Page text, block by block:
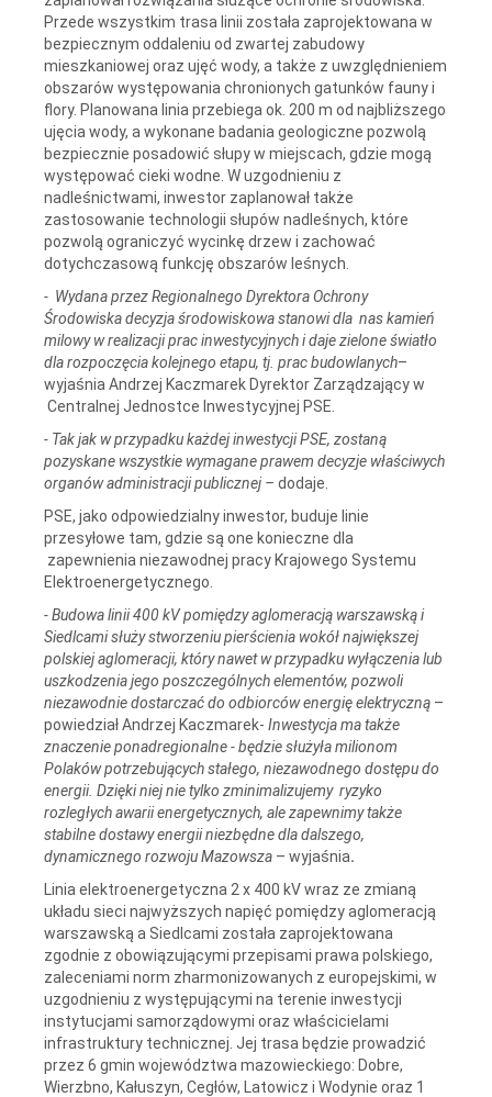
Przede wszystkim trasa linii została zaprojektowana w
bezpiecznym oddaleniu od zwartej zabudowy
mieszkaniowej oraz ujęć wody, a także z uwzględnieniem
obszarów występowania chronionych gatunków fauny i
flory. Planowana linia przebiega ok. 200 m od najbliższego
ujęcia wody, a wykonane badania geologiczne pozwolą
bezpiecznie posadowić słupy w miejscach, gdzie mogą
występować cieki wodne. W uzgodnieniu z
nadleśnictwami, inwestor zaplanował także
zastosowanie technologii słupów nadleśnych, które
pozwolą ograniczyć wycinkę drzew i zachować
dotychczasową funkcję obszarów leśnych.
- Wydana przez Regionalnego Dyrektora Ochrony
Środowiska decyzja środowiskowa stanowi dla nas kamień
milowy w realizacji prac inwestycyjnych i daje zielone światło
dla rozpoczęcia kolejnego etapu, tj. prac budowlanych–
wyjaśnia Andrzej Kaczmarek Dyrektor Zarządzający w
Centralnej Jednostce Inwestycyjnej PSE.
- Tak jak w przypadku każdej inwestycji PSE, zostaną
pozyskane wszystkie wymagane prawem decyzje właściwych
organów administracji publicznej – dodaje.
PSE, jako odpowiedzialny inwestor, buduje linie
przesyłowe tam, gdzie są one konieczne dla
zapewnienia niezawodnej pracy Krajowego Systemu
Elektroenergetycznego.
- Budowa linii 400 kV pomiędzy aglomeracją warszawską i
Siedlcami służy stworzeniu pierścienia wokół największej
polskiej aglomeracji, który nawet w przypadku wyłączenia lub
uszkodzenia jego poszczególnych elementów, pozwoli
niezawodnie dostarczać do odbiorców energię elektryczną –
powiedział Andrzej Kaczmarek- Inwestycja ma także
znaczenie ponadregionalne - będzie służyła milionom
Polaków potrzebujących stałego, niezawodnego dostępu do
energii. Dzięki niej nie tylko zminimalizujemy ryzyko
rozległych awarii energetycznych, ale zapewnimy także
stabilne dostawy energii niezbędne dla dalszego,
dynamicznego rozwoju Mazowsza – wyjaśnia.
Linia elektroenergetyczna 2 x 400 kV wraz ze zmianą
układu sieci najwyższych napięć pomiędzy aglomeracją
warszawską a Siedlcami została zaprojektowana
zgodnie z obowiązującymi przepisami prawa polskiego,
zaleceniami norm zharmonizowanych z europejskimi, w
uzgodnieniu z występującymi na terenie inwestycji
instytucjami samorządowymi oraz właścicielami
infrastruktury technicznej. Jej trasa będzie prowadzić
przez 6 gmin województwa mazowieckiego: Dobre,
Wierzbno, Kałuszyn, Cegłów, Latowicz i Wodynie oraz 1